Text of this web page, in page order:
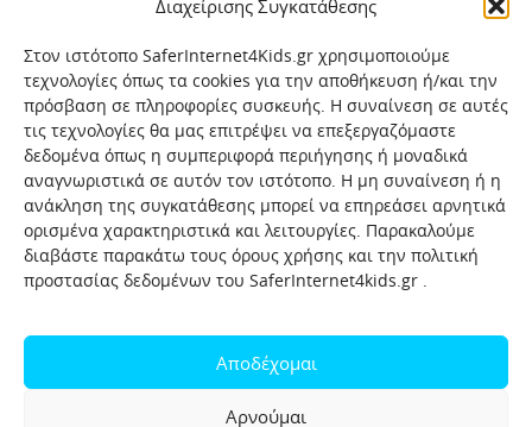
Διαχείρισης Συγκατάθεσης
Στον ιστότοπο SaferInternet4Kids.gr χρησιμοποιούμε
τεχνολογίες όπως τα cookies για την αποθήκευση ή/και την
πρόσβαση σε πληροφορίες συσκευής. Η συναίνεση σε αυτές
τις τεχνολογίες θα μας επιτρέψει να επεξεργαζόμαστε
δεδομένα όπως η συμπεριφορά περιήγησης ή μοναδικά
αναγνωριστικά σε αυτόν τον ιστότοπο. Η μη συναίνεση ή η
ανάκληση της συγκατάθεσης μπορεί να επηρεάσει αρνητικά
ορισμένα χαρακτηριστικά και λειτουργίες. Παρακαλούμε
διαβάστε παρακάτω τους όρους χρήσης και την πολιτική
προστασίας δεδομένων του SaferInternet4kids.gr .
Αποδέχομαι
Αρνούμαι
Πολιτική προστασίας δεδομένων
Πολιτική Προστασίας Παιδιών και Εφήβων
Όροι χρήσης